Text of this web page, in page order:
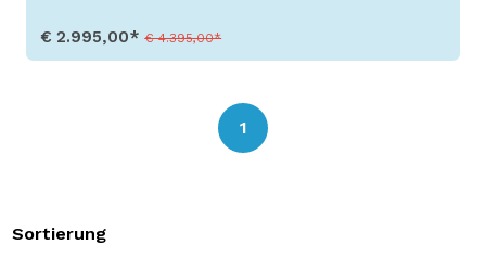
Sortierung
€ 2.995,00*€ 4.395,00*
Toon details
1